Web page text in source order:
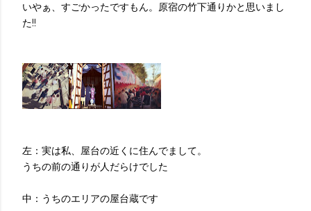
いやぁ、すごかったですもん。原宿の竹下通りかと思いまし
た!!
左：実は私、屋台の近くに住んでまして。
うちの前の通りが人だらけでした
中：うちのエリアの屋台蔵です